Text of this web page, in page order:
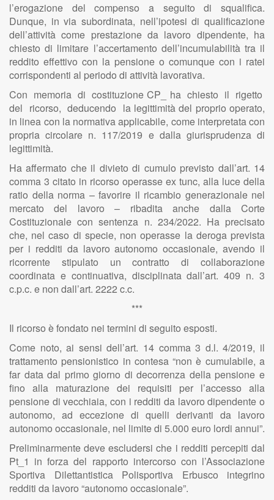
l’erogazione del compenso a seguito di squalifica.
Dunque, in via subordinata, nell’ipotesi di qualificazione
dell’attività come prestazione da lavoro dipendente, ha
chiesto di limitare l’accertamento dell’incumulabilità tra il
reddito effettivo con la pensione o comunque con i ratei
corrispondenti al periodo di attività lavorativa.
Con memoria di costituzione CP_ ha chiesto il rigetto
del ricorso, deducendo la legittimità del proprio operato,
in linea con la normativa applicabile, come interpretata con
propria circolare n. 117/2019 e dalla giurisprudenza di
legittimità.
Ha affermato che il divieto di cumulo previsto dall’art. 14
comma 3 citato in ricorso operasse ex tunc, alla luce della
ratio della norma – favorire il ricambio generazionale nel
mercato del lavoro – ribadita anche dalla Corte
Costituzionale con sentenza n. 234/2022. Ha precisato
che, nel caso di specie, non operasse la deroga prevista
per i redditi da lavoro autonomo occasionale, avendo il
ricorrente stipulato un contratto di collaborazione
coordinata e continuativa, disciplinata dall’art. 409 n. 3
c.p.c. e non dall’art. 2222 c.c.
***
Il ricorso è fondato nei termini di seguito esposti.
Come noto, ai sensi dell’art. 14 comma 3 d.l. 4/2019, il
trattamento pensionistico in contesa “non è cumulabile, a
far data dal primo giorno di decorrenza della pensione e
fino alla maturazione dei requisiti per l’accesso alla
pensione di vecchiaia, con i redditi da lavoro dipendente o
autonomo, ad eccezione di quelli derivanti da lavoro
autonomo occasionale, nel limite di 5.000 euro lordi annui”.
Preliminarmente deve escludersi che i redditi percepiti dal
Pt_1 in forza del rapporto intercorso con l’Associazione
Sportiva Dilettantistica Polisportiva Erbusco integrino
redditi da lavoro “autonomo occasionale”.